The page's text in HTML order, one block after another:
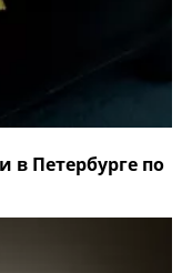
в Петербурге по